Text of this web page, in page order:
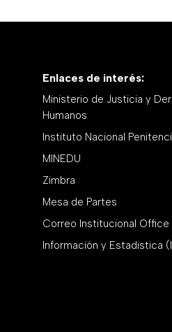
Enlaces de interés:
Ministerio de Justicia y
Humanos
Instituto Nacional
MINEDU
Zimbra
Mesa de Partes
Correo Institucional Office
Información y Estadistica